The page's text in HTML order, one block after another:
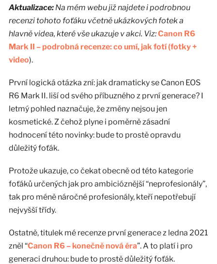
Aktualizace:Na mém webu již najdete i podrobnou
recenzi tohoto foťáku včetně ukázkových fotek a
hlavně videa, které vše ukazuje v akci. Viz:Canon R6
Mark II – podrobná recenze: co umí, jak fotí (fotky +
video).
První logická otázka zní: jak dramaticky se Canon EOS
R6 Mark II. liší od svého příbuzného z první generace? I
letmý pohled naznačuje, že změny nejsou jen
kosmetické. Z čehož plyne i poměrně zásadní
hodnocení této novinky: bude to prostě opravdu
důležitý foťák.
Protože ukazuje, co čekat obecně od této kategorie
foťáků určených jak pro ambicióznější “neprofesionály”,
tak pro méně náročné profesionály, kteří nepotřebují
nejvyšší třídy.
Ostatně, titulek mé recenze první generace z ledna 2021
zněl “Canon R6 – konečně nová éra”. A to platí i pro
generaci druhou: bude to prostě důležitý foťák.